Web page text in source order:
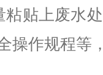
贴上废水处
操作规程等